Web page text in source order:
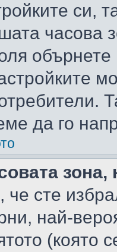
си,
обърнете
да го
че сте
най-
(която